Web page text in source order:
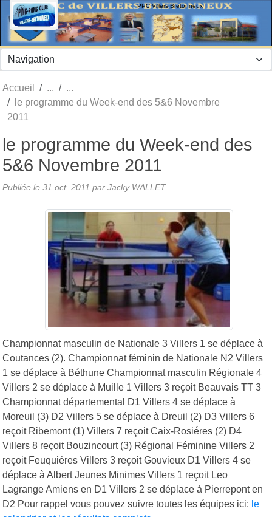
PPC Villers Bretonneux
Accueil
le programme du Week-end des 5&6 Novembre
2011
le programme du Week-end des
5&6 Novembre 2011
Publiée le 31 oct. 2011 par Jacky WALLET
Championnat masculin de Nationale 3 Villers 1 se déplace à
Coutances (2). Championnat féminin de Nationale N2 Villers
1 se déplace à Béthune Championnat masculin Régionale 4
Villers 2 se déplace à Muille 1 Villers 3 reçoit Beauvais TT 3
Championnat départemental D1 Villers 4 se déplace à
Moreuil (3) D2 Villers 5 se déplace à Dreuil (2) D3 Villers 6
reçoit Ribemont (1) Villers 7 reçoit Caix-Rosiéres (2) D4
Villers 8 reçoit Bouzincourt (3) Régional Féminine Villers 2
reçoit Feuquiéres Villers 3 reçoit Gouvieux D1 Villers 4 se
déplace à Albert Jeunes Minimes Villers 1 reçoit Leo
Lagrange Amiens en D1 Villers 2 se déplace à Pierrepont en
D2 Pour rappel vous pouvez suivre toutes les équipes ici: le
Panneau de gestion des cookies